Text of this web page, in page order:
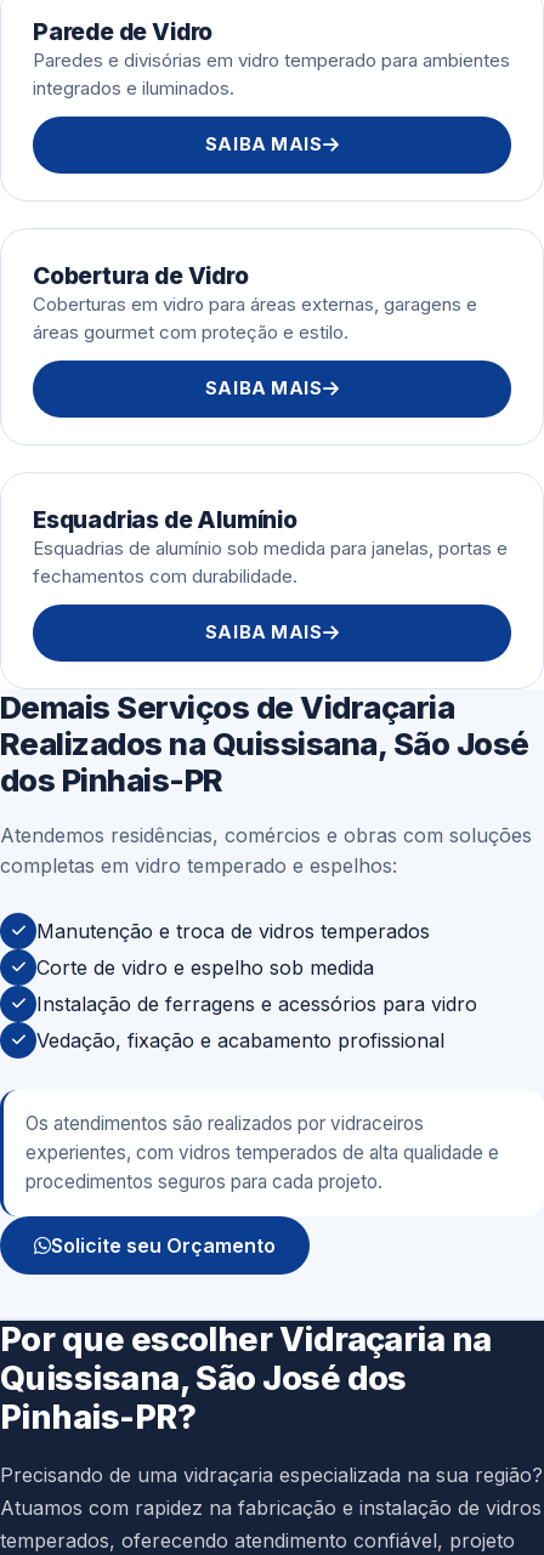
Parede de Vidro
Paredes e divisórias em vidro temperado para ambientes
integrados e iluminados.
SAIBA MAIS
Cobertura de Vidro
Coberturas em vidro para áreas externas, garagens e
áreas gourmet com proteção e estilo.
SAIBA MAIS
Esquadrias de Alumínio
Esquadrias de alumínio sob medida para janelas, portas e
fechamentos com durabilidade.
SAIBA MAIS
Demais Serviços de Vidraçaria
Realizados na Quissisana, São José
dos Pinhais-PR
Atendemos residências, comércios e obras com soluções
completas em vidro temperado e espelhos:
Manutenção e troca de vidros temperados
Corte de vidro e espelho sob medida
Instalação de ferragens e acessórios para vidro
Vedação, fixação e acabamento profissional
Os atendimentos são realizados por vidraceiros
experientes, com vidros temperados de alta qualidade e
procedimentos seguros para cada projeto.
Solicite seu Orçamento
Por que escolher Vidraçaria na
Quissisana, São José dos
Pinhais-PR?
Precisando de uma vidraçaria especializada na sua região?
Atuamos com rapidez na fabricação e instalação de vidros
temperados, oferecendo atendimento confiável, projeto